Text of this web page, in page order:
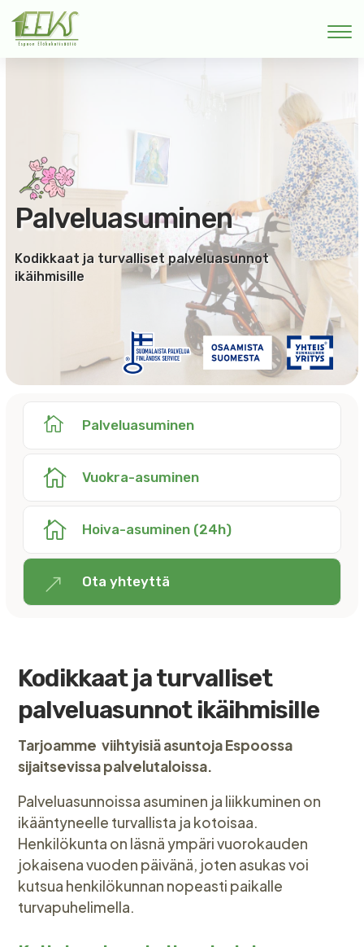
Palveluasuminen
Kodikkaat ja turvalliset palveluasunnot
ikäihmisille
 Palveluasuminen
 Vuokra-asuminen
 Hoiva-asuminen (24h)
& Ota yhteyttä
Kodikkaat ja turvalliset
palveluasunnot ikäihmisille
Tarjoamme viihtyisiä asuntoja Espoossa
sijaitsevissa palvelutaloissa.
Palveluasunnoissa asuminen ja liikkuminen on
ikääntyneelle turvallista ja kotoisaa.
Henkilökunta on läsnä ympäri vuorokauden
jokaisena vuoden päivänä, joten asukas voi
kutsua henkilökunnan nopeasti paikalle
turvapuhelimella.